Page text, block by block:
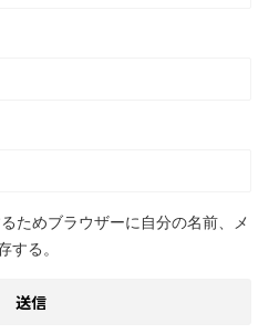
ためブラウザーに自分の名前、メ
する。